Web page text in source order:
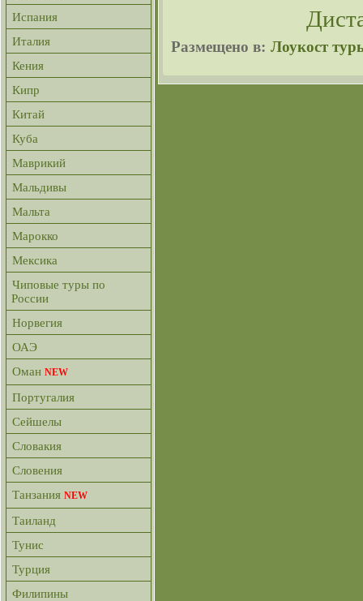
Размещено в: Лоукост
Испания
Италия
Кения
Кипр
Китай
Куба
Маврикий
Мальдивы
Мальта
Марокко
Мексика
Чиповые туры по
России
Норвегия
ОАЭ
Оман NEW
Португалия
Сейшелы
Словакия
Словения
Танзания NEW
Таиланд
Тунис
Турция
Филипины